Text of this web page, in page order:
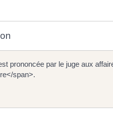
prononcée par le juge aux
span>.